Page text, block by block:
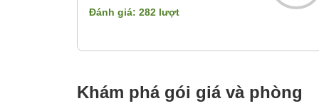
Đánh giá: 282 lượt
Khám phá gói giá và phòng